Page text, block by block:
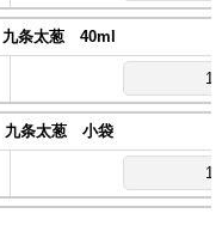
九条太葱 40ml
九条太葱 小袋